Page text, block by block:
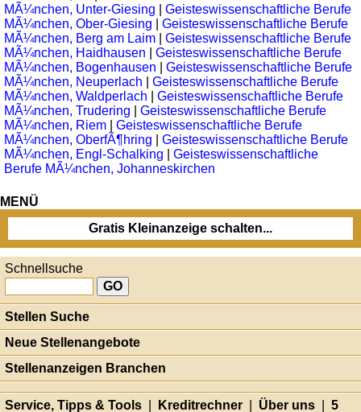
MÃ¼nchen, Unter-Giesing
Geisteswissenschaftliche Berufe
MÃ¼nchen, Ober-Giesing
Geisteswissenschaftliche Berufe
MÃ¼nchen, Berg am Laim
Geisteswissenschaftliche Berufe
MÃ¼nchen, Haidhausen
Geisteswissenschaftliche Berufe
MÃ¼nchen, Bogenhausen
Geisteswissenschaftliche Berufe
MÃ¼nchen, Neuperlach
Geisteswissenschaftliche Berufe
MÃ¼nchen, Waldperlach
Geisteswissenschaftliche Berufe
MÃ¼nchen, Trudering
Geisteswissenschaftliche Berufe
MÃ¼nchen, Riem
Geisteswissenschaftliche Berufe
MÃ¼nchen, OberfÃ¶hring
Geisteswissenschaftliche Berufe
MÃ¼nchen, Engl-Schalking
Geisteswissenschaftliche
Berufe MÃ¼nchen, Johanneskirchen
MENÜ
Gratis Kleinanzeige schalten...
Schnellsuche
Stellen Suche
Neue Stellenangebote
Stellenanzeigen Branchen
Service, Tipps & Tools Kreditrechner Über uns 5